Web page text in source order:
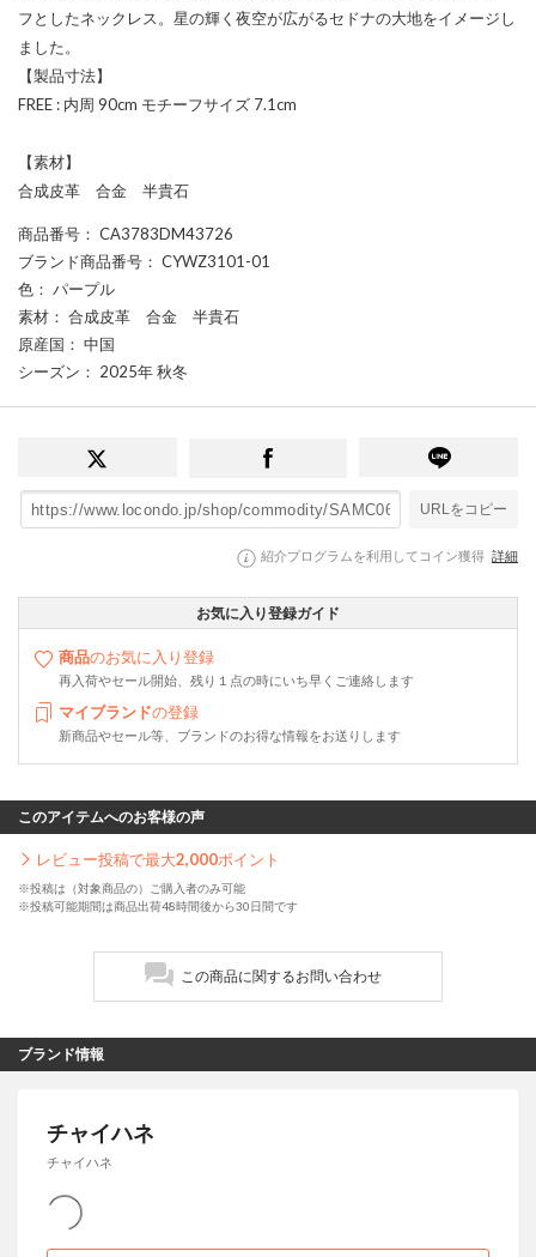
フとしたネックレス。星の輝く夜空が広がるセドナの大地をイメージし
ました。
【製品寸法】
FREE : 内周 90cm モチーフサイズ 7.1cm
【素材】
合成皮革 合金 半貴石
商品番号 ： CA3783DM43726
ブランド商品番号 ： CYWZ3101-01
色 ： パープル
素材 ： 合成皮革 合金 半貴石
原産国 ： 中国
シーズン ： 2025年 秋冬
URLをコピー
紹介プログラムを利用してコイン獲得 詳細
お気に入り登録ガイド
商品のお気に入り登録
再入荷やセール開始、残り１点の時にいち早くご連絡します
マイブランドの登録
新商品やセール等、ブランドのお得な情報をお送りします
このアイテムへのお客様の声
レビュー投稿で最大2,000ポイント
※投稿は（対象商品の）ご購入者のみ可能
※投稿可能期間は商品出荷48時間後から30日間です
この商品に関するお問い合わせ
ブランド情報
チャイハネ
チャイハネ